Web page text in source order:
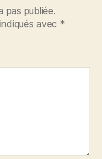
pas publiée.
avec *